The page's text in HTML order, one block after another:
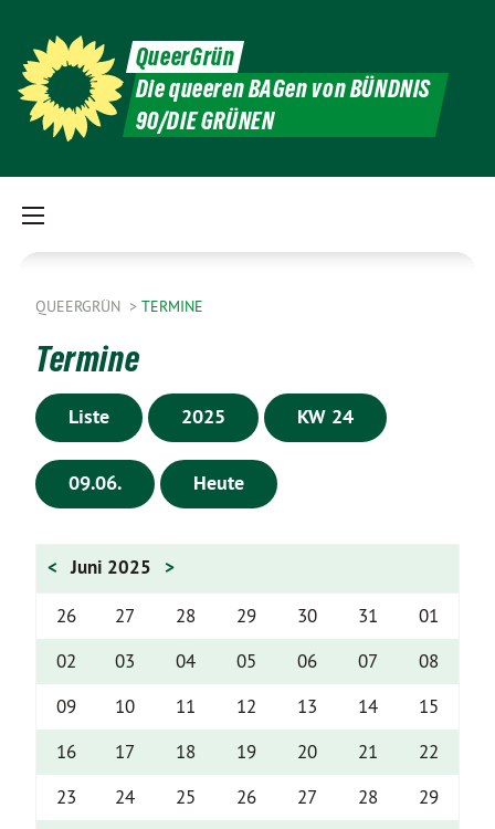
QueerGrün
Die queeren BAGen von BÜNDNIS
90/DIE GRÜNEN
QUEERGRÜN TERMINE
Termine
Liste 2025 KW 24
09.06. Heute
< Juni 2025 >
26
27 28 29 30 31
01
02
03 04 05 06 07
08
09
10 11 12 13 14
15
16
17 18 19 20 21
22
23
24 25 26 27 28
29